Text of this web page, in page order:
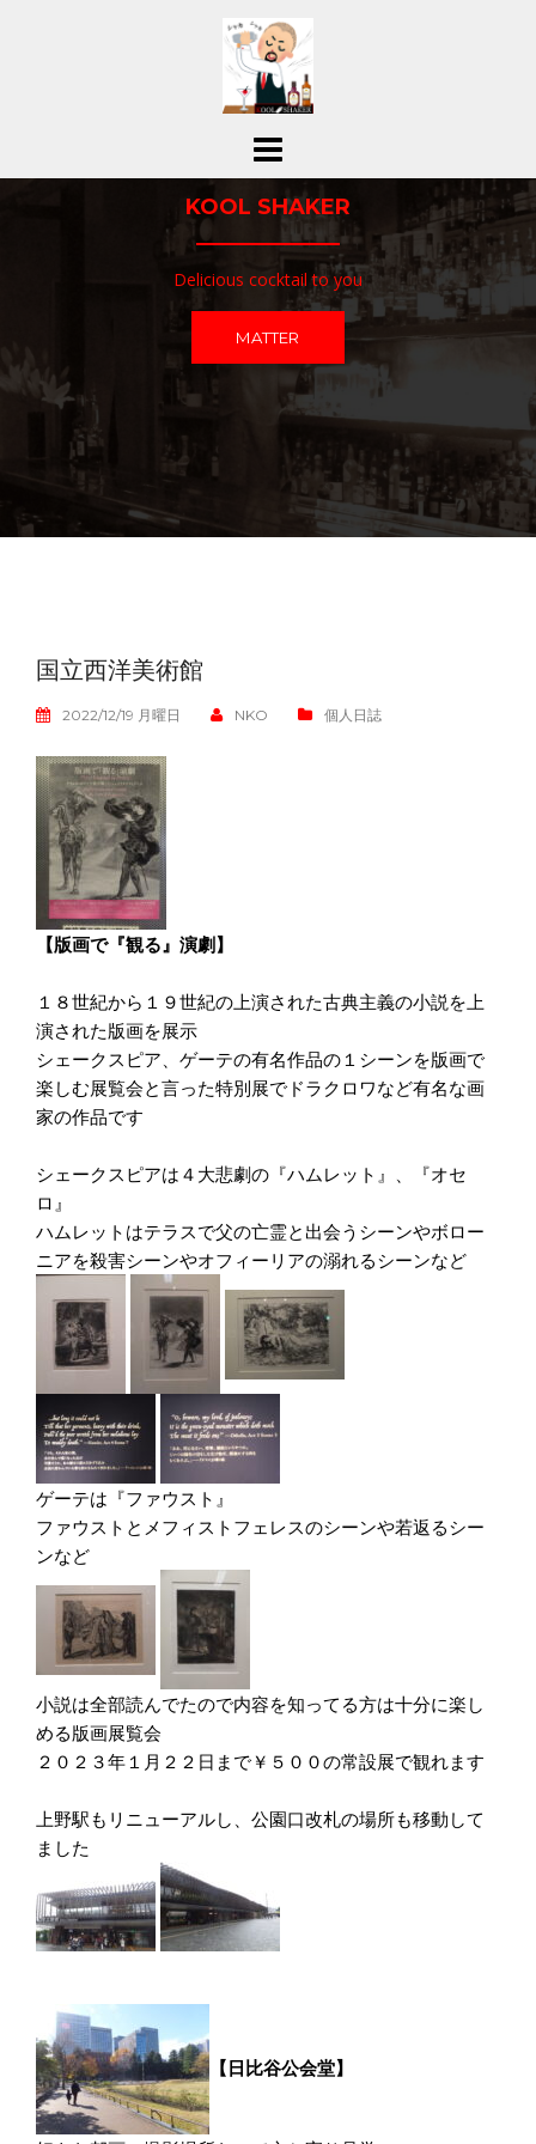
ス
KOOL SHAKER
Delicious cocktail to you
MATTER
国立西洋美術館
2022/12/19 月曜日 NKO 個人日誌
【版画で『観る』演劇】
１８世紀から１９世紀の上演された古典主義の小説を上
演された版画を展示
シェークスピア、ゲーテの有名作品の１シーンを版画で
楽しむ展覧会と言った特別展でドラクロワなど有名な画
家の作品です
シェークスピアは４大悲劇の『ハムレット』、『オセ
ロ』
ハムレットはテラスで父の亡霊と出会うシーンやボロー
ニアを殺害シーンやオフィーリアの溺れるシーンなど
ゲーテは『ファウスト』
ファウストとメフィストフェレスのシーンや若返るシー
ンなど
小説は全部読んでたので内容を知ってる方は十分に楽し
める版画展覧会
２０２３年１月２２日まで￥５００の常設展で観れます
上野駅もリニューアルし、公園口改札の場所も移動して
ました
【日比谷公会堂】